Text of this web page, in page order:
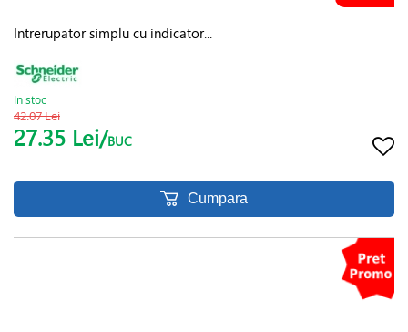
Intrerupator simplu cu indicator...
In stoc
42.07 Lei
27.35 Lei/BUC
Cumpara